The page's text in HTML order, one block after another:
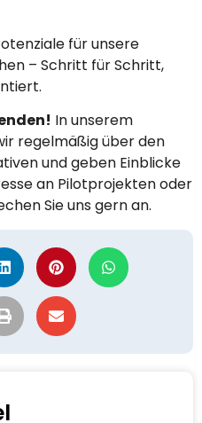
für unsere
– Schritt für Schritt,
In unserem
regelmäßig über den
und geben Einblicke
an Pilotprojekten oder
Sie uns gern an.